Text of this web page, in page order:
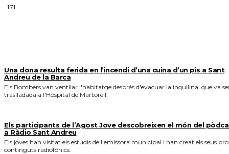
171
Una dona resulta ferida en l’incendi d’una cuina d’un pis a Sant
Andreu de la Barca
Els Bombers van ventilar l'habitatge després d'evacuar la inquilina, que va
traslladada a l'Hospital de Martorell.
Els participants de l’Agost Jove descobreixen el món del
a Ràdio Sant Andreu
Els joves han visitat els estudis de l'emissora municipal i han creat els seus
continguts radiofònics.